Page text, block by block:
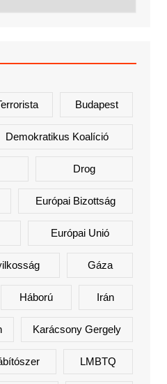
Budapest
Demokratikus Koalíció
Drog
Európai Bizottság
Európai Unió
Gáza
Háború Irán
Karácsony Gergely
LMBTQ